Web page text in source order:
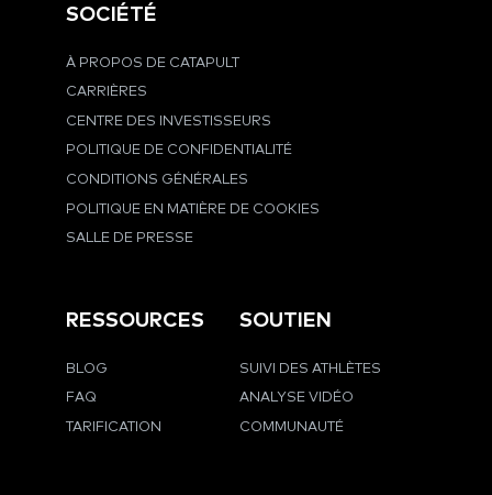
SOCIÉTÉ
À PROPOS DE CATAPULT
CARRIÈRES
CENTRE DES INVESTISSEURS
POLITIQUE DE CONFIDENTIALITÉ
CONDITIONS GÉNÉRALES
POLITIQUE EN MATIÈRE DE COOKIES
SALLE DE PRESSE
RESSOURCES
BLOG
FAQ
TARIFICATION
SOUTIEN
SUIVI DES ATHLÈTES
ANALYSE VIDÉO
COMMUNAUTÉ